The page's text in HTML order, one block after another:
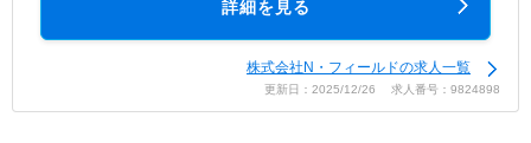
詳細を見る
株式会社N・フィールドの求人一覧
更新日：2025/12/26 求人番号：9824898